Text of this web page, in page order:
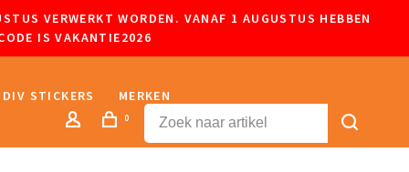
VERWERKT WORDEN. VANAF 1 AUGUSTUS HEBBEN
IS VAKANTIE2026
DIV STICKERS MERKEN
0